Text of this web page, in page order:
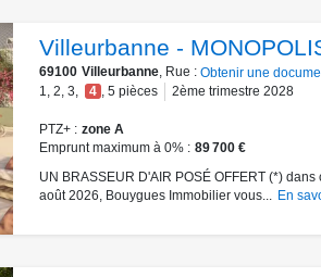
Villeurbanne -
69100 Villeurbanne, Rue : Obtenir une
1, 2, 3, 4 , 5 pièces 2ème trimestre 2028
PTZ+
zone A
Emprunt maximum à 0%
89 700 €
UN BRASSEUR D'AIR POSÉ OFFERT (*)
août 2026, Bouygues Immobilier vous... En